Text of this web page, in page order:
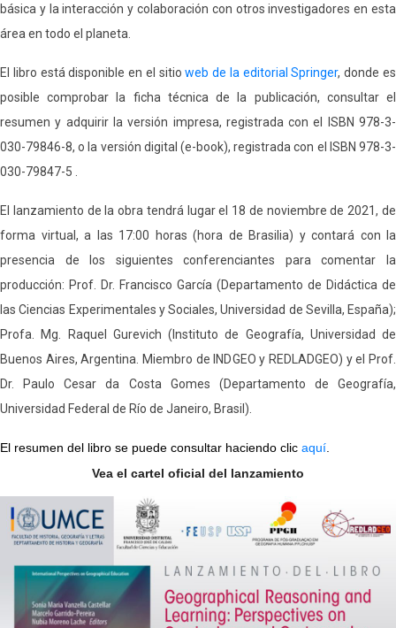
básica y la interacción y colaboración con otros investigadores en esta
área en todo el planeta.
El libro está disponible en el sitioweb de la editorial Springer, donde es
posible comprobar la ficha técnica de la publicación, consultar el
resumen y adquirir la versión impresa, registrada con el ISBN 978-3-
030-79846-8, o la versión digital (e-book), registrada con el ISBN 978-3-
030-79847-5 .
El lanzamiento de la obra tendrá lugar el 18 de noviembre de 2021, de
forma virtual, a las 17:00 horas (hora de Brasilia) y contará con la
presencia de los siguientes conferenciantes para comentar la
producción: Prof. Dr. Francisco García (Departamento de Didáctica de
las Ciencias Experimentales y Sociales, Universidad de Sevilla, España);
Profa. Mg. Raquel Gurevich (Instituto de Geografía, Universidad de
Buenos Aires, Argentina. Miembro de INDGEO y REDLADGEO) y el Prof.
Dr. Paulo Cesar da Costa Gomes (Departamento de Geografía,
Universidad Federal de Río de Janeiro, Brasil).
El resumen del libro se puede consultar haciendo clic aquí
Vea el cartel oficial del lanzamiento